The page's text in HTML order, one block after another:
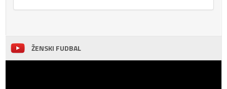
ŽENSKI FUDBAL